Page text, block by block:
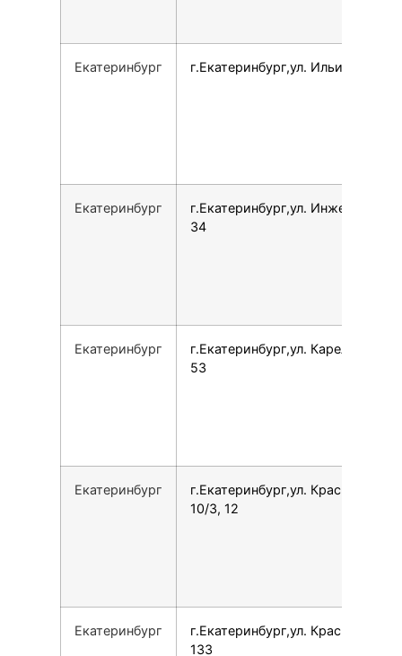
Екатеринбург г.Екатеринбург,ул. Ильича, 40
Екатеринбург
г.Екатеринбург,ул. Инженерная,
34
Екатеринбург
г.Екатеринбург,ул. Карельская,
53
Екатеринбург
г.Екатеринбург,ул. Краснолесья,
10/3, 12
Екатеринбург
г.Екатеринбург,ул. Краснолесья,
133